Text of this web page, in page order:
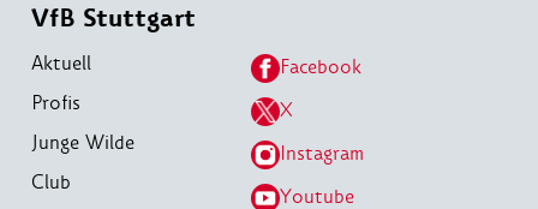
VfB Stuttgart
Aktuell
Profis
Junge Wilde
Club
Facebook
X
Instagram
Youtube